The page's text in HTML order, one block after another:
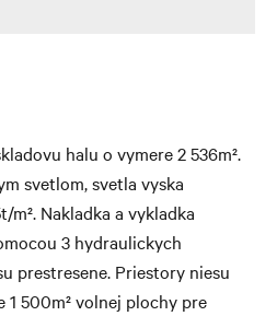
halu o vymere 2 536m².
svetlom, svetla vyska
Nakladka a vykladka
3 hydraulickych
prestresene. Priestory niesu
1 500m² volnej plochy pre